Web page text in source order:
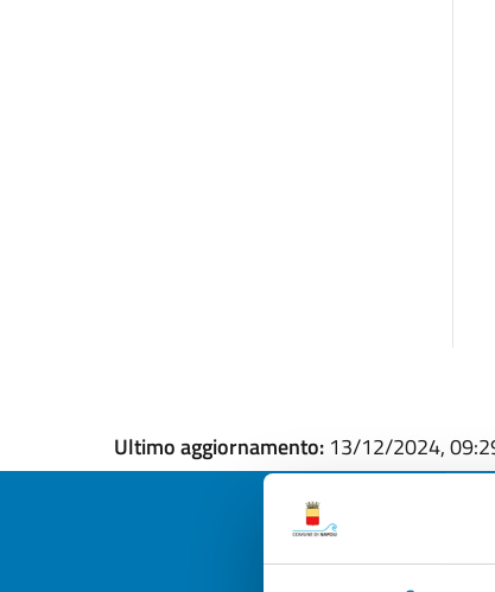
Ultimo aggiornamento: 13/12/2024,